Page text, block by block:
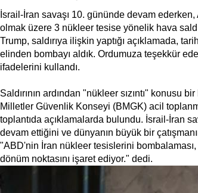
İsrail-İran savaşı 10. gününde devam
olmak üzere 3 nükleer tesise yönelik hava
Trump, saldırıya ilişkin yaptığı açıklamada,
elinden bombayı aldık. Ordumuza teşekkür
ifadelerini kullandı.
Saldırının ardından "nükleer sızıntı" konusu
Milletler Güvenlik Konseyi (BMGK) acil
toplantıda açıklamalarda bulundu. İsrail-İran
devam ettiğini ve dünyanın büyük bir
"ABD'nin İran nükleer tesislerini
dönüm noktasını işaret ediyor." dedi.